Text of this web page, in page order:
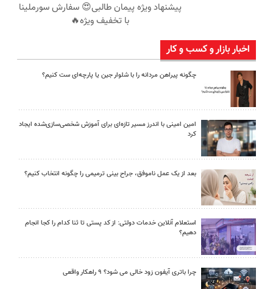
پیشنهاد ویژه پیمان طالبی😍 سفارش سورملینا
با تخفیف ویژه🔥
اخبار بازار و کسب و کار
چگونه پیراهن مردانه را با شلوار جین یا پارچه‌ای ست کنیم؟
امین امینی با اندرز مسیر تازه‌ای برای آموزش شخصی‌سازی‌شده ایجاد
کرد
بعد از یک عمل ناموفق، جراح بینی ترمیمی را چگونه انتخاب کنیم؟
استعلام آنلاین خدمات دولتی: از کد پستی تا ثنا کدام را کجا انجام
دهیم؟
چرا باتری آیفون زود خالی می شود؟ ۹ راهکار واقعی